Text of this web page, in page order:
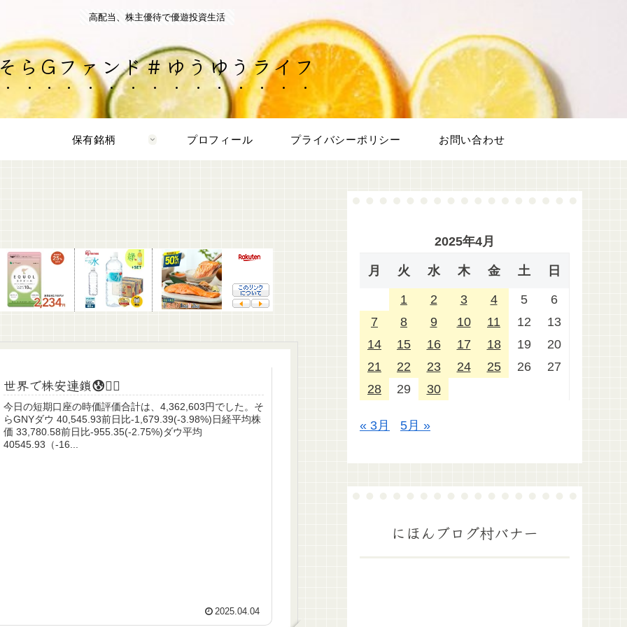
高配当、株主優待で優遊投資生活
らGファンド＃ゆうゆうライフ
保有銘柄 プロフィール プライバシーポリシー お問い合わせ
世界で株安連鎖😰🤦‍♂️
今日の短期口座の時価評価合計は、4,362,603円でした。そ
らGNYダウ 40,545.93前日比-1,679.39(-3.98%)日経平均株
価 33,780.58前日比-955.35(-2.75%)ダウ平均
40545.93（-16...
2025.04.04
2025年4月
月 火 水 木 金 土 日
1 2 3 4 5
6
7
8 9 10 11 12
13
14
15 16 17 18 19
20
21
22 23 24 25 26
27
28
29 30
« 3月 5月 »
にほんブログ村バナー